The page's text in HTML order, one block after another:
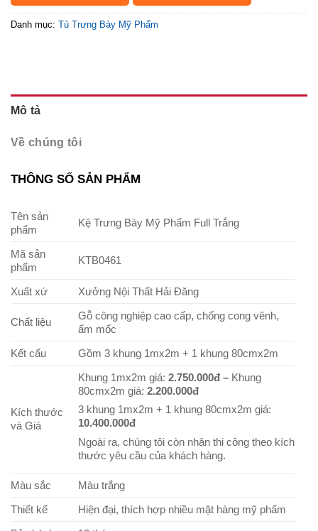
Danh mục: Tủ Trưng Bày Mỹ Phẩm
Mô tả
Về chúng tôi
THÔNG SỐ SẢN PHẨM
Tên sản
phẩm
Kệ Trưng Bày Mỹ Phẩm Full Trắng
Mã sản
phẩm
KTB0461
Xuất xứ Xưởng Nội Thất Hải Đăng
Chất liệu
Gỗ công nghiệp cao cấp, chống cong vênh,
ẩm mốc
Kết cấu
Gồm 3 khung 1mx2m + 1 khung 80cmx2m
Kích thước
và Giá
Khung 1mx2m giá: 2.750.000đ – Khung
80cmx2m giá: 2.200.000đ
3 khung 1mx2m + 1 khung 80cmx2m giá:
10.400.000đ
Ngoài ra, chúng tôi còn nhận thi công theo kích
thước yêu cầu của khách hàng.
Màu sắc
Màu trắng
Thiết kế
Hiện đại, thích hợp nhiều mặt hàng mỹ phẩm